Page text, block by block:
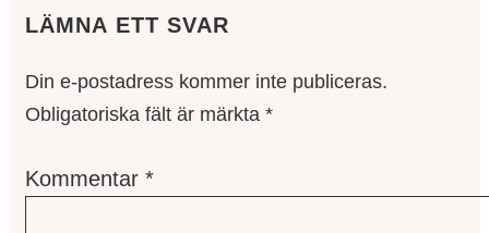
LÄMNA ETT SVAR
Din e-postadress kommer inte publiceras.
Obligatoriska fält är märkta *
Kommentar *